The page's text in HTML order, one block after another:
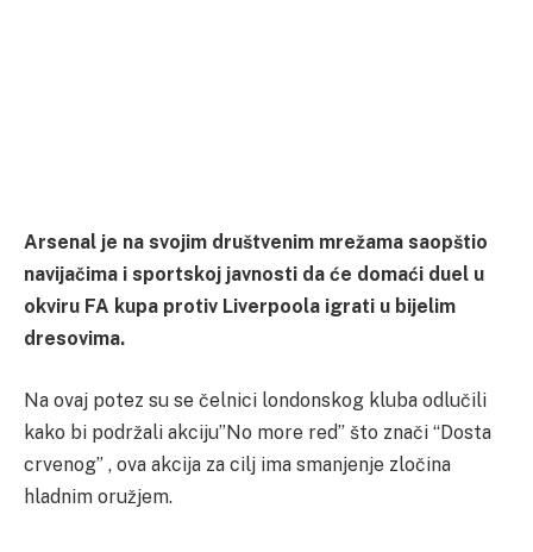
Arsenal je na svojim društvenim mrežama saopštio
navijačima i sportskoj javnosti da će domaći duel u
okviru FA kupa protiv Liverpoola igrati u bijelim
dresovima.
Na ovaj potez su se čelnici londonskog kluba odlučili
kako bi podržali akciju”No more red” što znači “Dosta
crvenog” , ova akcija za cilj ima smanjenje zločina
hladnim oružjem.